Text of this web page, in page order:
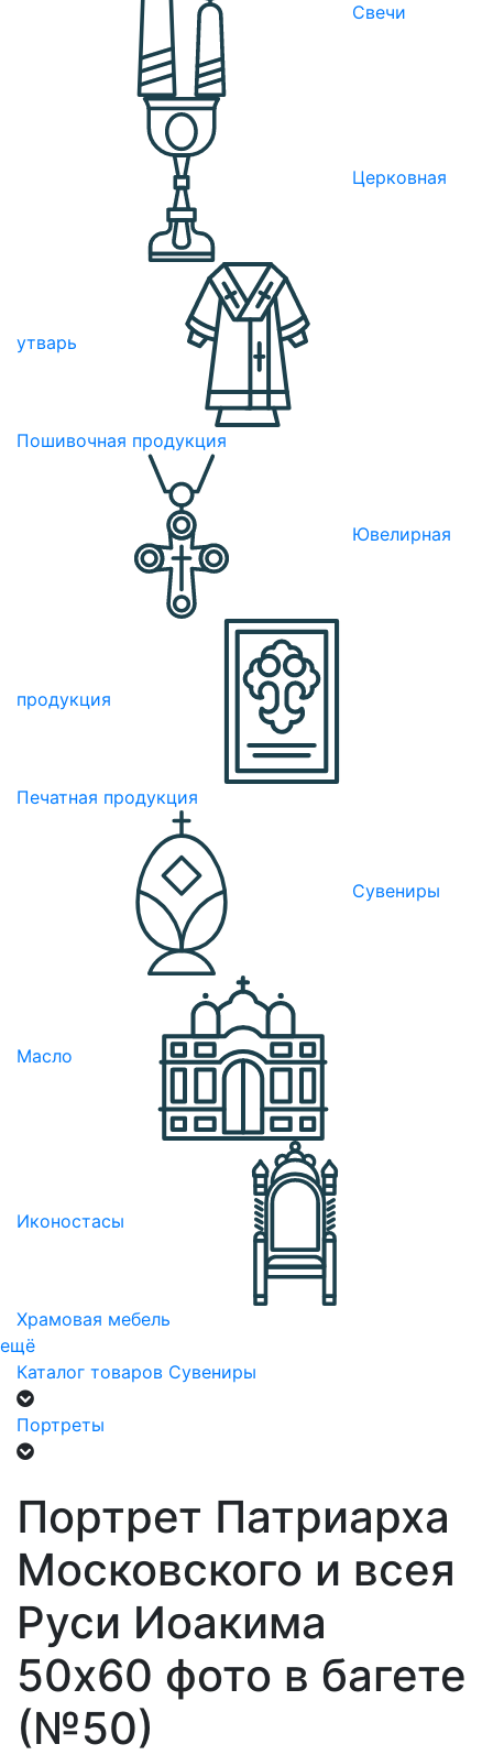
Свечи
Церковная
утварь
Пошивочная продукция
Ювелирная
продукция
Печатная продукция
Сувениры
Масло
Иконостасы
Храмовая мебель
ещё
Каталог товаров Сувениры
Портреты
Портрет Патриарха
Московского и всея
Руси Иоакима
50х60 фото в багете
(№50)